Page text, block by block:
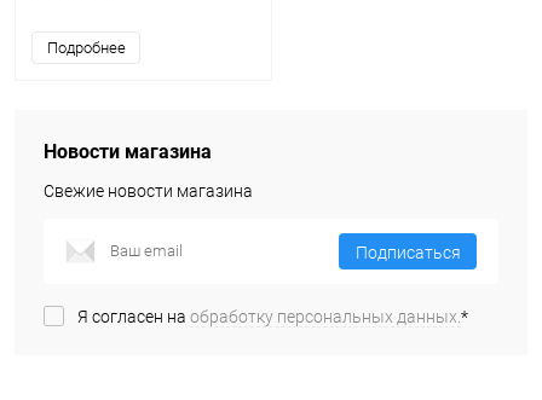
Подробнее
Новости магазина
Свежие новости магазина
Подписаться
Я согласен на обработку персональных данных.*